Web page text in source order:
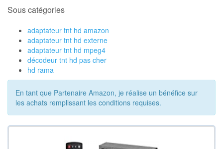
Sous catégories
adaptateur tnt hd amazon
adaptateur tnt hd externe
adaptateur tnt hd mpeg4
décodeur tnt hd pas cher
hd rama
En tant que Partenaire Amazon, je réalise un bénéfice sur
les achats remplissant les conditions requises.